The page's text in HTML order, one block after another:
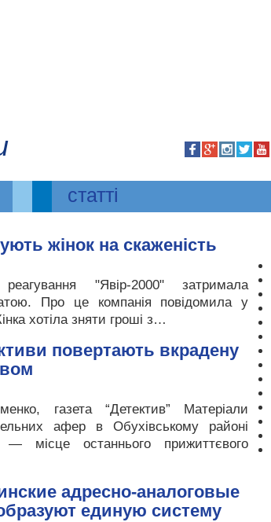
статті
жінок на скаженість
"Явір-2000" затримала
Про це компанія повідомила у
хотіла зняти гроші з…
повертають вкрадену
газета “Детектив” Матеріали
афер в Обухівському районі
місце останнього прижиттєвого
адресно-аналоговые
единую систему